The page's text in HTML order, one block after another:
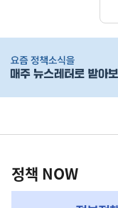
단
영
책
NOW,
정책 NOW